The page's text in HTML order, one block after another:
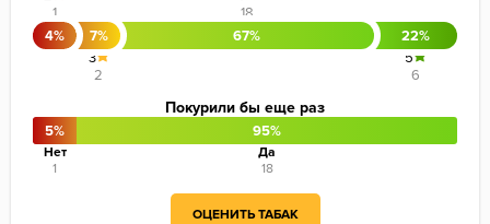
4%
1
7%
3
2
67%
18
22%
5
6
Покурили бы еще раз
5%
Нет
1
95%
Да
18
ОЦЕНИТЬ ТАБАК